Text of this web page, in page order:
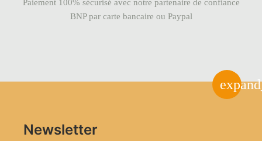
Paiement 100% sécurisé avec notre partenaire de confiance
BNP par carte bancaire ou Paypal
Newsletter